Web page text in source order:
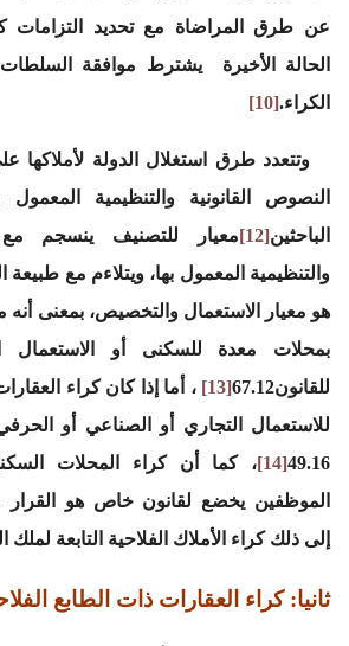
عن طرق المراضاة مع تحديد
الحالة الأخيرة يشترط موافقة
الكراء.[10]
وتتعدد طرق استغلال الدولة لأملاكها
النصوص القانونية والتنظيمية المعمول
الباحثين[12]
معيار للتصنيف ينسجم مع
والتنظيمية المعمول بها، ويتلاءم مع طبيعة
هو معيار الاستعمال والتخصيص، بمعنى أنه
بمحلات معدة للسكنى أو الاستعمال
للقانون67.12
[13]
، أما إذا كان كراء
للاستعمال التجاري أو الصناعي أو
49.16
[14]
، كما أن كراء المحلات
الموظفين يخضع لقانون خاص هو القرار 19/09/1951
إلى ذلك كراء الأملاك الفلاحية التابعة لملك
ثانيا: كراء العقارات ذات الطابع